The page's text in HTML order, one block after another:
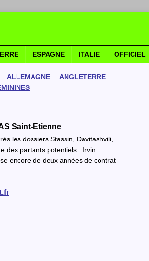
ESPAGNE ITALIE OFFICIEL
ALLEMAGNE
ANGLETERRE
Saint-Etienne
les dossiers Stassin, Davitashvili,
des partants potentiels : Irvin
encore de deux années de contrat